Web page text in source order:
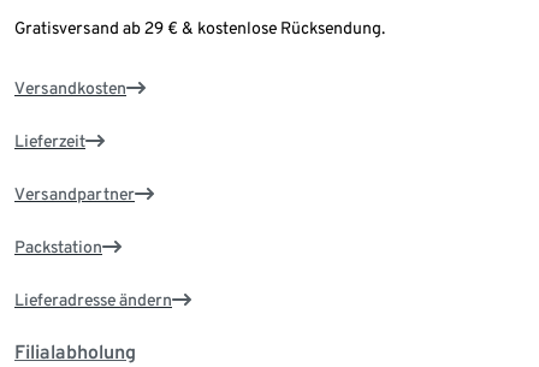
Gratisversand ab 29 € & kostenlose Rücksendung.
Versandkosten
Lieferzeit
Versandpartner
Packstation
Lieferadresse ändern
Filialabholung